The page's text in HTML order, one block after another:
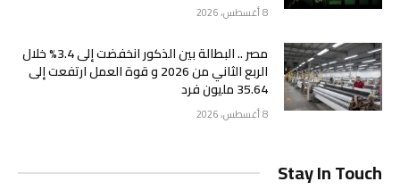
8 أغسطس، 2026
مصر .. البطالة بين الذكور انخفضت إلى 3.4% خلال
الربع الثاني من 2026 و قوة العمل ارتفعت إلى
35.64 مليون فرد
8 أغسطس، 2026
Stay In Touch